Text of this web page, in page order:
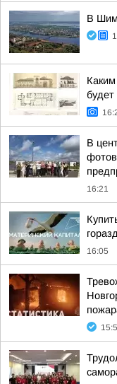
В
будет
В
16:21
16:05